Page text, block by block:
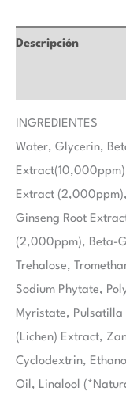
Descripción
INGREDIENTES
Water, Glycerin,
Extract
Ginseng Root
(2,000ppm), Beta-
Trehalose,
Sodium Phytate,
Myristate, Pulsatilla
(Lichen) Extract,
Cyclodextrin,
Oil, Linalool